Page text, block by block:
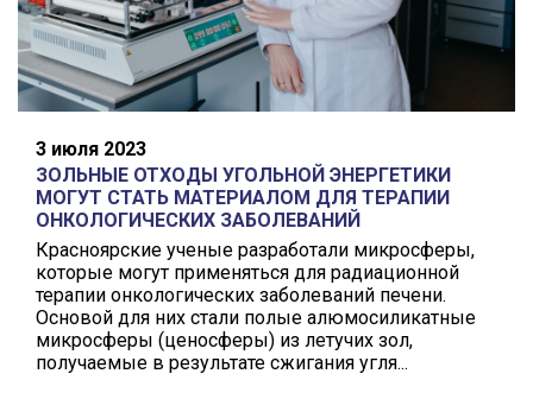
3 июля 2023
ЗОЛЬНЫЕ ОТХОДЫ УГОЛЬНОЙ ЭНЕРГЕТИКИ
МОГУТ СТАТЬ МАТЕРИАЛОМ ДЛЯ ТЕРАПИИ
ОНКОЛОГИЧЕСКИХ ЗАБОЛЕВАНИЙ
Красноярские ученые разработали микросферы,
которые могут применяться для радиационной
терапии онкологических заболеваний печени.
Основой для них стали полые алюмосиликатные
микросферы (ценосферы) из летучих зол,
получаемые в результате сжигания угля...